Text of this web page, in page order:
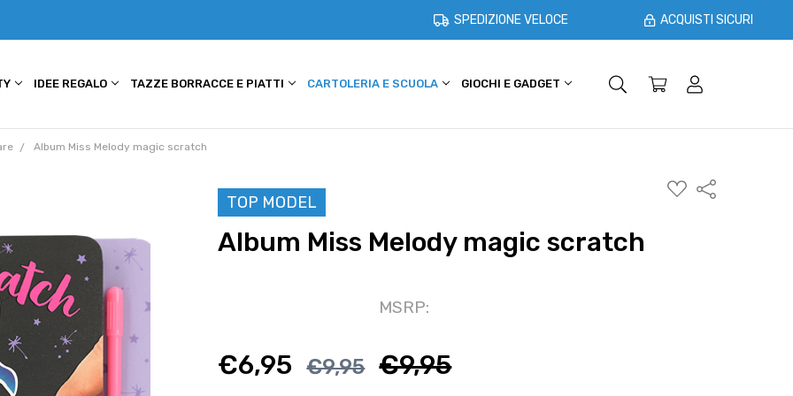
SPEDIZIONE VELOCE ACQUISTI SICURI
IDEE REGALO TAZZE BORRACCE E PIATTI CARTOLERIA E SCUOLA GIOCHI E GADGET SHOPPER E CASA
Album Miss Melody magic scratch
TOP MODEL
AGGIUNGI
ALLA
Condividi
Album Miss Melody magic scratch
€6,95 €9,95
MSRP:
€9,95